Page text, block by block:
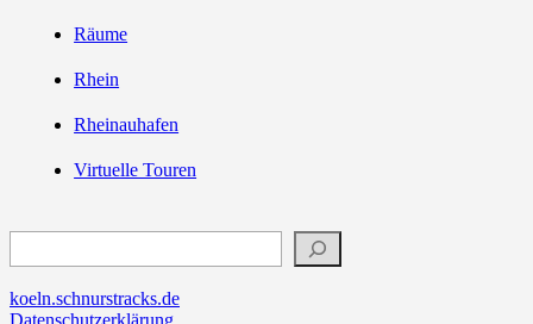
Räume
Rhein
Rheinauhafen
Virtuelle Touren
koeln.schnurstracks.de
Datenschutzerklärung